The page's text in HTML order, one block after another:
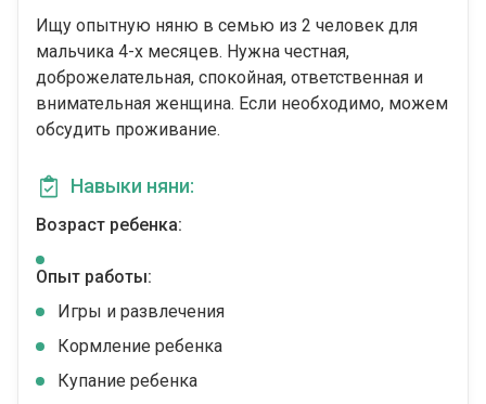
Ищу опытную няню в семью из 2 человек для
мальчика 4-х месяцев. Нужна честная,
доброжелательная, спокойная, ответственная и
внимательная женщина. Если необходимо, можем
обсудить проживание.
Навыки няни:
Возраст ребенка:
Опыт работы:
Игры и развлечения
Кормление ребенка
Купание ребенка